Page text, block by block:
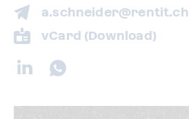
a.schneider@rentit.ch
vCard (Download)